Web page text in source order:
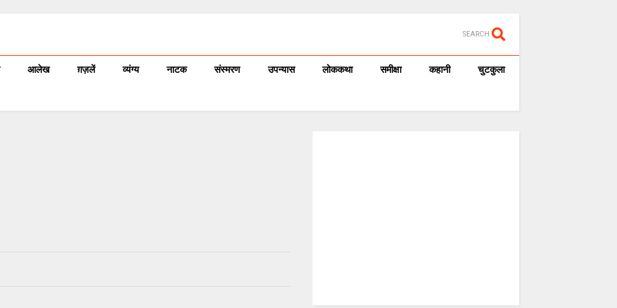
SEARCH
आलेख ग़ज़लें व्यंग्य नाटक संस्मरण उपन्यास लोककथा समीक्षा कहानी चुटकुला